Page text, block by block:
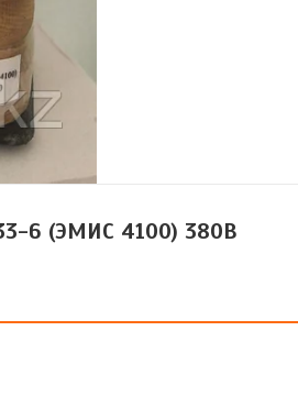
6 (ЭМИС 4100) 380В